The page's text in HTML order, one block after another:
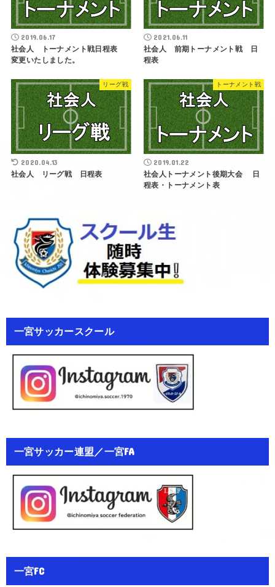
2019.06.17
社会人 トーナメント戦日程表
変更いたしました。
2021.06.11
社会人 前期トーナメント戦 日
程表
リーグ戦
2020.04.13
社会人 リーグ戦 日程表
トーナメント戦
2019.01.22
社会人トーナメント後期大会 日
程表・トーナメント表
一宮サッカースクール
一宮サッカー連盟／一宮FA
一宮FC